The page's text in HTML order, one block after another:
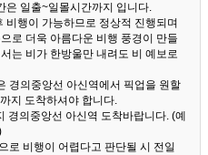
은 일출~일몰시간까지 입니다.
비행이 가능하므로 정상적 진행되며
로 더욱 아름다운 비행 풍경이 만들
는 비가 한방울만 내려도 비 예보로
경의중앙선 아신역에서 픽업을 원할
지 도착하셔야 합니다.
경의중앙선 아신역 도착바랍니다. (예
로 비행이 어렵다고 판단될 시 전일